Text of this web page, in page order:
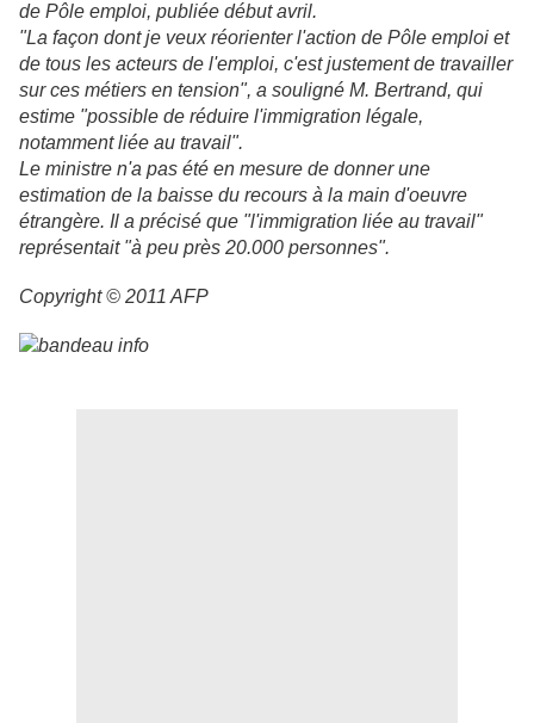
de Pôle emploi, publiée début avril.
"La façon dont je veux réorienter l'action de Pôle emploi et
de tous les acteurs de l'emploi, c'est justement de travailler
sur ces métiers en tension", a souligné M. Bertrand, qui
estime "possible de réduire l'immigration légale,
notamment liée au travail".
Le ministre n'a pas été en mesure de donner une
estimation de la baisse du recours à la main d'oeuvre
étrangère. Il a précisé que "l'immigration liée au travail"
représentait "à peu près 20.000 personnes".
Copyright © 2011 AFP